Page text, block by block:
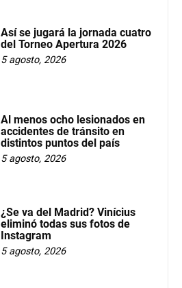
Así se jugará la jornada cuatro
del Torneo Apertura 2026
5 agosto, 2026
Al menos ocho lesionados en
accidentes de tránsito en
distintos puntos del país
5 agosto, 2026
¿Se va del Madrid? Vinícius
eliminó todas sus fotos de
Instagram
5 agosto, 2026